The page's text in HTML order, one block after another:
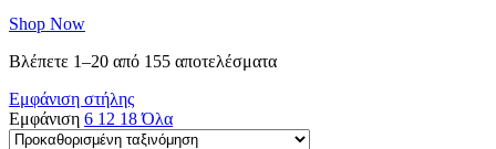
Shop Now
Βλέπετε 1–20 από 155 αποτελέσματα
Εμφάνιση στήλης
Εμφάνιση 6 12 18Όλα